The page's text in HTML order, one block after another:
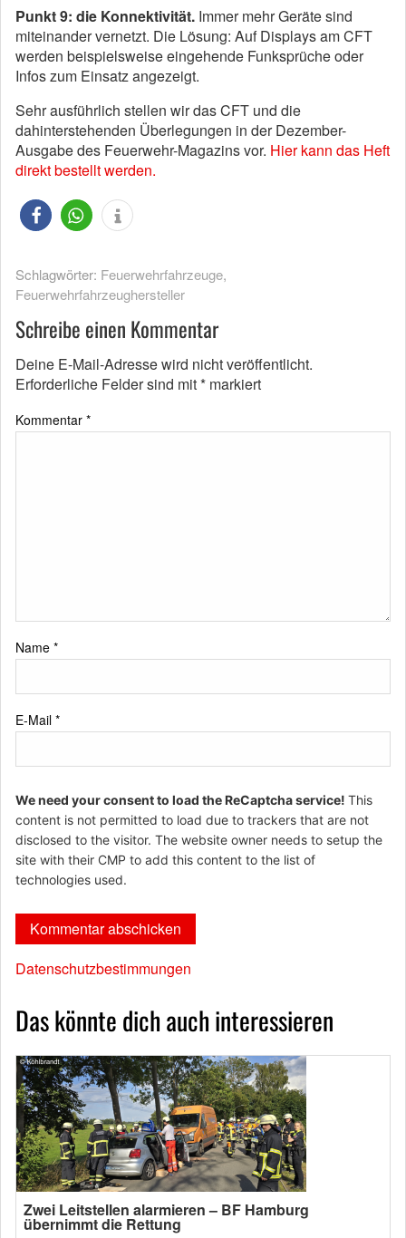
Punkt 9: die Konnektivität. Immer mehr Geräte sind
miteinander vernetzt. Die Lösung: Auf Displays am CFT
werden beispielsweise eingehende Funksprüche oder
Infos zum Einsatz angezeigt.
Sehr ausführlich stellen wir das CFT und die
dahinterstehenden Überlegungen in der Dezember-
Ausgabe des Feuerwehr-Magazins vor. Hier kann das Heft
direkt bestellt werden.
Schlagwörter: Feuerwehrfahrzeuge,
Feuerwehrfahrzeughersteller
Schreibe einen Kommentar
Deine E-Mail-Adresse wird nicht veröffentlicht.
Erforderliche Felder sind mit* markiert
Kommentar *
Name *
E-Mail *
We need your consent to load the ReCaptcha service! This
content is not permitted to load due to trackers that are not
disclosed to the visitor. The website owner needs to setup the
site with their CMP to add this content to the list of
technologies used.
Datenschutzbestimmungen
Das könnte dich auch interessieren
Zwei Leitstellen alarmieren – BF Hamburg
übernimmt die Rettung